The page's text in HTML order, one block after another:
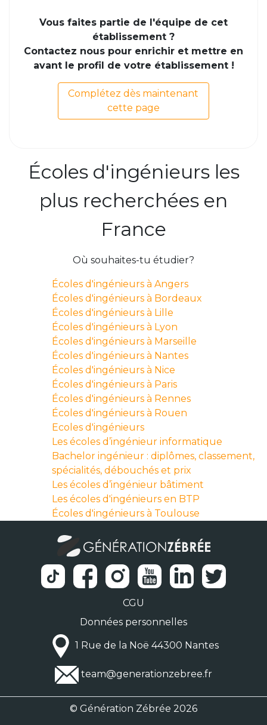
Vous faites partie de l'équipe de cet
établissement ?
Contactez nous pour enrichir et mettre en
avant le profil de votre établissement !
Complétez dès maintenant
cette page
Écoles d'ingénieurs les
plus recherchées en
France
Où souhaites-tu étudier?
Écoles d'ingénieurs à Angers
Écoles d'ingénieurs à Bordeaux
Écoles d'ingénieurs à Lille
Écoles d'ingénieurs à Lyon
Écoles d'ingénieurs à Marseille
Écoles d'ingénieurs à Nantes
Écoles d'ingénieurs à Nice
Écoles d'ingénieurs à Paris
Écoles d'ingénieurs à Rennes
Écoles d'ingénieurs à Rouen
Ecoles d'ingénieurs
Les écoles d’ingénieur informatique
Bachelor ingénieur : diplômes, classement,
spécialités, débouchés et prix
Les écoles d’ingénieur bâtiment
Les écoles d'ingénieurs en BTP
Écoles d'ingénieurs à Toulouse
CGU
Données personnelles
1 Rue de la Noë 44300 Nantes
team@generationzebree.fr
© Génération Zébrée 2026